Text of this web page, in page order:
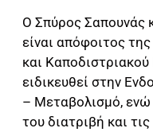
Ο Σπύρος Σαπουνάς
είναι απόφοιτος
και
ειδικευθεί στην
– Μεταβολισμό,
του διατριβή και